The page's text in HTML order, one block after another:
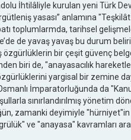
İhtilâliyle kurulan yeni Türk
yasası” anlamına
toplumlarmda, tarihsel
de yavaş yavaş bu durum
özgürlüklerin bir çeşit güvenç
biri de, "anayasacılık
yargisal bir zemine
İmparatorluğunda da
sınırlandırılmış yönetim
zamanki deyimiyle "hürniyet"in
ve "anayasa" kavramları